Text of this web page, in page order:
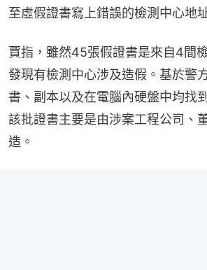
至虛假證書寫上錯誤的檢測中心地
賈指，雖然45張假證書是來自4間
發現有檢測中心涉及造假。基於警
書、副本以及在電腦內硬盤中均找
該批證書主要是由涉案工程公司、
造。